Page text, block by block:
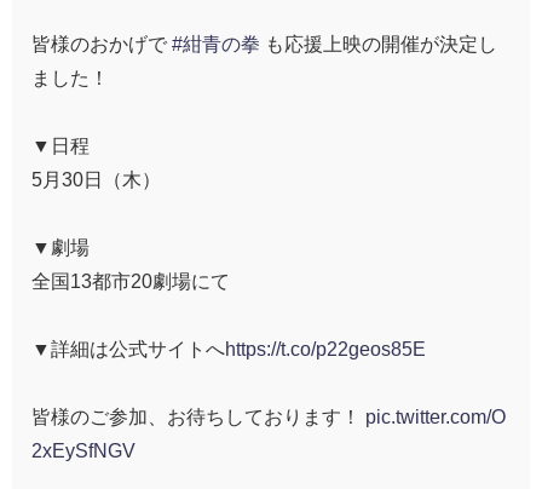
皆様のおかげで #紺青の拳 も応援上映の開催が決定し
ました！
▼日程
5月30日（木）
▼劇場
全国13都市20劇場にて
▼詳細は公式サイトへhttps://t.co/p22geos85E
皆様のご参加、お待ちしております！ pic.twitter.com/O
2xEySfNGV